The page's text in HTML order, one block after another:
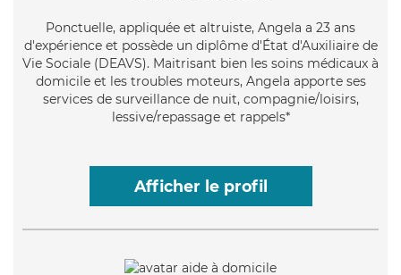
Ponctuelle, appliquée et altruiste, Angela a 23 ans
d'expérience et possède un diplôme d'État d'Auxiliaire de
Vie Sociale (DEAVS). Maitrisant bien les soins médicaux à
domicile et les troubles moteurs, Angela apporte ses
services de surveillance de nuit, compagnie/loisirs,
lessive/repassage et rappels*
Afficher le profil